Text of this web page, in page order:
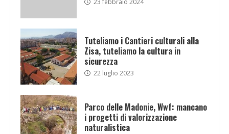
Tuteliamo i Cantieri culturali alla
Zisa, tuteliamo la cultura in
sicurezza
22 luglio 2023
Parco delle Madonie, Wwf: mancano
i progetti di valorizzazione
naturalistica